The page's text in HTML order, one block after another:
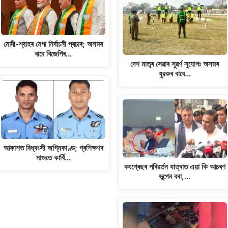
মোদী-শ্বাহৰ মেগা নিৰ্বাচনী প্ৰচাৰ; অসমৰ
বাবে বিজেপিৰ…
আকাশত বিধ্বংসী অগ্নিকাণ্ড; প্ৰশিক্ষণৰ
মাজতে কাৰ্বি…
দেশ মাতৃৰ সেৱাৰ সুৱৰ্ণ সুযোগঃ অসমৰ
যুৱকৰ বাবে…
কংগ্ৰেছৰ পৰিৱৰ্তন যাত্ৰাত এয়া কি আচৰণ
ভূপেন বৰা,…